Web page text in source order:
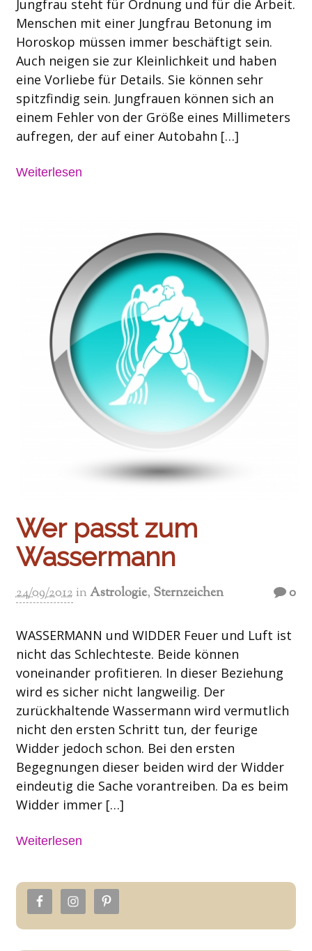
Jungfrau steht für Ordnung und für die Arbeit.
Menschen mit einer Jungfrau Betonung im
Horoskop müssen immer beschäftigt sein.
Auch neigen sie zur Kleinlichkeit und haben
eine Vorliebe für Details. Sie können sehr
spitzfindig sein. Jungfrauen können sich an
einem Fehler von der Größe eines Millimeters
aufregen, der auf einer Autobahn […]
Weiterlesen
Wer passt zum
Wassermann
24/09/2012 inAstrologie, Sternzeichen 0
WASSERMANN und WIDDER Feuer und Luft ist
nicht das Schlechteste. Beide können
voneinander profitieren. In dieser Beziehung
wird es sicher nicht langweilig. Der
zurückhaltende Wassermann wird vermutlich
nicht den ersten Schritt tun, der feurige
Widder jedoch schon. Bei den ersten
Begegnungen dieser beiden wird der Widder
eindeutig die Sache vorantreiben. Da es beim
Widder immer […]
Weiterlesen